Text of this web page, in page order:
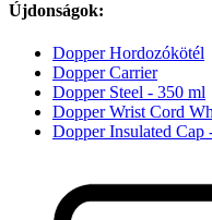
Újdonságok:
Dopper Hordozókötél
Dopper Carrier
Dopper Steel - 350 ml
Dopper Wrist Cord
Dopper Insulated Cap